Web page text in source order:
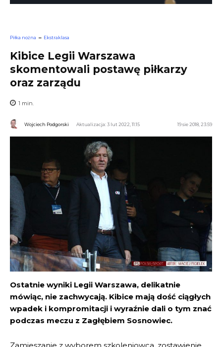
Piłka nożna Ekstraklasa
Kibice Legii Warszawa
skomentowali postawę piłkarzy
oraz zarządu
1 min.
Wojciech Podgorski Aktualizacja: 3 lut 2022, 11:15 19 sie 2018, 23:59
Ostatnie wyniki Legii Warszawa, delikatnie
mówiąc, nie zachwycają. Kibice mają dość ciągłych
wpadek i kompromitacji i wyraźnie dali o tym znać
podczas meczu z Zagłębiem Sosnowiec.